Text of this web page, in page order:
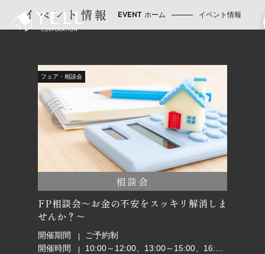
イベント情報 ホーム イベント情報
フェア・相談会
相談会
FP相談会～お金の不安をスッキリ解消しま
せんか？～
開催期間
ご予約制
開催時間
10:00～12:00、13:00～15:00、16:00～18:00